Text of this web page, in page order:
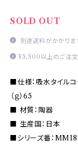
SOLD OUT
別途送料がかかりま
¥5,500以上のご注文
■仕様：吸水タイル
（ｇ）65
■ 材質：陶器
■ 生産国：日本
■シリーズ番：